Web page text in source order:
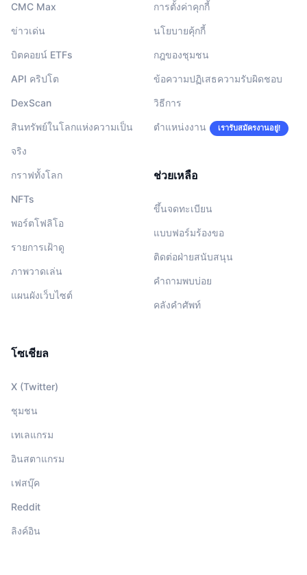
CMC Max
ข่าวเด่น
บิตคอยน์ ETFs
API คริปโต
DexScan
สินทรัพย์ในโลกแห่งความเป็น
จริง
กราฟทั้งโลก
NFTs
พอร์ตโฟลิโอ
รายการเฝ้าดู
ภาพวาดเล่น
แผนผังเว็บไซต์
การตั้งค่าคุกกี้
นโยบายคุ้กกี้
กฎของชุมชน
ข้อความปฏิเสธความรับผิดชอบ
วิธีการ
ตำแหน่งงาน เรารับสมัครงานอยู่!
ช่วยเหลือ
ขึ้นจดทะเบียน
แบบฟอร์มร้องขอ
ติดต่อฝ่ายสนับสนุน
คำถามพบบ่อย
คลังคำศัพท์
โซเชียล
X (Twitter)
ชุมชน
เทเลแกรม
อินสตาแกรม
เฟสบุ๊ค
Reddit
ลิงค์อิน